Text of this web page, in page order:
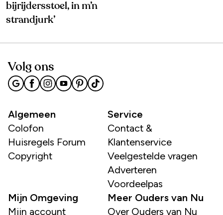
bijrijdersstoel, in m’n
strandjurk’
Volg ons
Algemeen
Colofon
Huisregels Forum
Copyright
Service
Contact &
Klantenservice
Veelgestelde vragen
Adverteren
Voordeelpas
Mijn Omgeving
Mijn account
Meer Ouders van Nu
Over Ouders van Nu